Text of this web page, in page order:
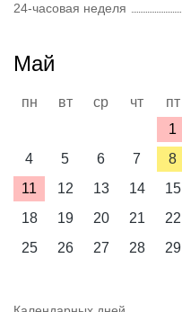
24-часовая неделя
Май
пн вт ср чт пт
1
4
5 6 7 8
11
12 13 14 15
18
19 20 21 22
25
26 27 28 29